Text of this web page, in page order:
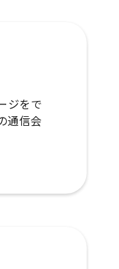
ジをで
通信会